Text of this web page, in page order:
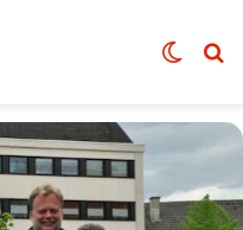
Skin